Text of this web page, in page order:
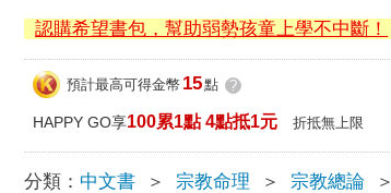
認購希望書包，幫助弱勢孩童上學不中斷！
預計最高可得金幣 15點 ?
HAPPY GO享100累1點 4點抵1元 折抵無上限
分類： 中文書 ＞ 宗教命理 ＞ 宗教總論 ＞